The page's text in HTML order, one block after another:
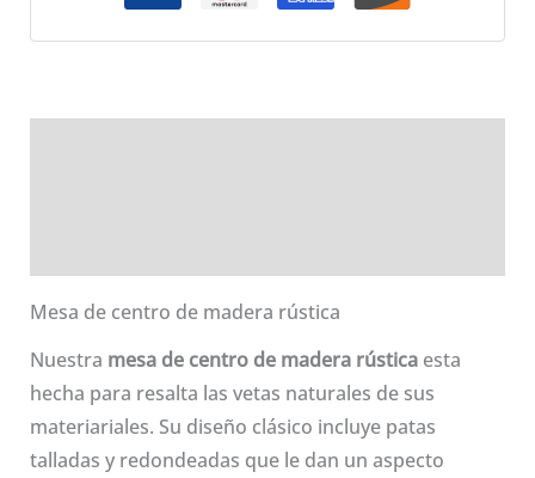
Mesa de centro de madera rústica
Nuestra mesa de centro de madera rústicaesta
hecha para resalta las vetas naturales de sus
materiariales. Su diseño clásico incluye patas
talladas y redondeadas que le dan un aspecto